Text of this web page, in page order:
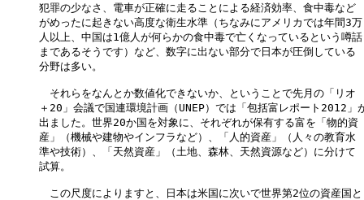
犯罪の少なさ、電車が正確に走ることによる経済効率、食中毒など
がめったに起きない高度な衛生水準（ちなみにアメリカでは年間3万
人以上、中国は1億人が何らかの食中毒で亡くなっているという噂話
まであるそうです）など、数字に出ない部分で日本が圧倒している
分野は多い。
それらをなんとか数値化できないか、ということで先月の「リオ
＋20」会議で国連環境計画（UNEP）では「包括富レポート2012」
出ました。世界20か国を対象に、それぞれが保有する富を「物的資
産」（機械や建物やインフラなど）、「人的資産」（人々の教育水
準や技術）、「天然資産」（土地、森林、天然資源など）に分けて
試算。
この尺度によりますと、日本は米国に次いで世界第2位の資産国と